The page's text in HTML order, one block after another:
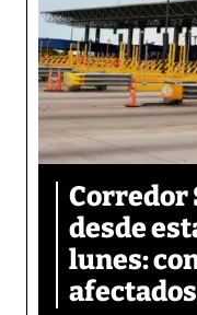
Corredor
desde
lunes:
afectados